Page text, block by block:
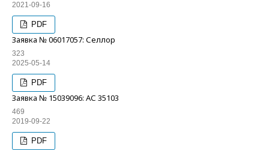
2021-09-16
PDF
Заявка № 06017057: Селлор
323
2025-05-14
PDF
Заявка № 15039096: АС 35103
469
2019-09-22
PDF